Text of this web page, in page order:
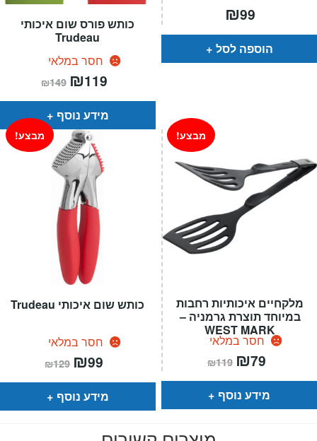
כותש פורס שום איכותי
Trudeau
חסר במלאי
₪149 המחיר
המקורי
היה:
₪149.
₪119
הוא:
מידע נוסף
₪99
הוספה לסל
כותש שום איכותי Trudeau
חסר במלאי
מבצע!
₪129 המחיר
המקורי
היה:
₪129.
₪99
הוא:
מידע נוסף
מלקחיים איכותיות רחבות
במיוחד תוצרת גרמניה –
WEST MARK
חסר במלאי
מבצע!
₪119 המחיר
המקורי
היה:
₪119.
₪79
הוא:
מידע נוסף